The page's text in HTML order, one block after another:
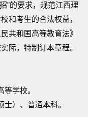
”的要求，规范江西理
和考生的合法权益，
共和国高等教育法》
际，特制订本章程。
学校。
）、普通本科。